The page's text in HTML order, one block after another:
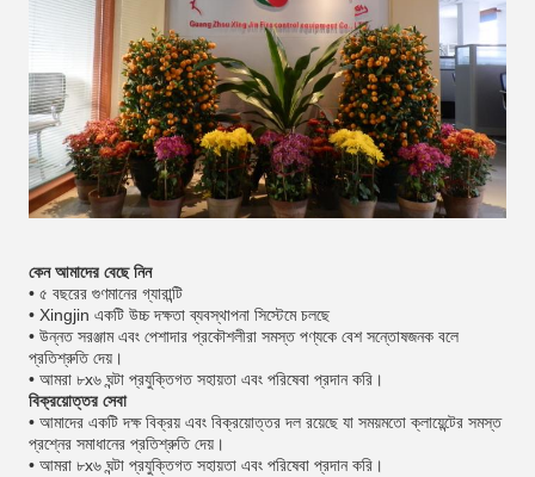
কেন আমাদের বেছে নিন
• ৫ বছরের গুণমানের গ্যারান্টি
• Xingjin একটি উচ্চ দক্ষতা ব্যবস্থাপনা সিস্টেমে চলছে
• উন্নত সরঞ্জাম এবং পেশাদার প্রকৌশলীরা সমস্ত পণ্যকে বেশ সন্তোষজনক বলে
প্রতিশ্রুতি দেয়।
• আমরা ৮x৬ ঘন্টা প্রযুক্তিগত সহায়তা এবং পরিষেবা প্রদান করি।
বিক্রয়োত্তর সেবা
• আমাদের একটি দক্ষ বিক্রয় এবং বিক্রয়োত্তর দল রয়েছে যা সময়মতো ক্লায়েন্টের সমস্ত
প্রশ্নের সমাধানের প্রতিশ্রুতি দেয়।
• আমরা ৮x৬ ঘন্টা প্রযুক্তিগত সহায়তা এবং পরিষেবা প্রদান করি।